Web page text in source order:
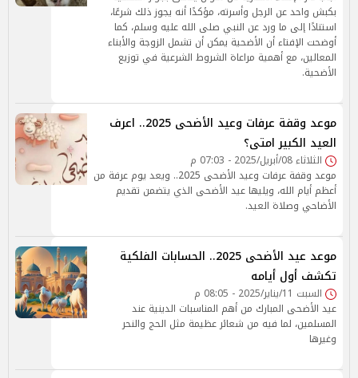
بكبش واحد عن الرجل وأسرته، مؤكدًا أنه يجوز ذلك شرعًا،
استنادًا إلى ما ورد عن النبي صلى الله عليه وسلم، كما
أوضحت الإفتاء أن الأضحية يمكن أن تشمل الزوجة والأبناء
المعالين، مع أهمية مراعاة الشروط الشرعية في توزيع
الأضحية.
موعد وقفة عرفات وعيد الأضحى 2025.. اعرف
العيد الكبير امتى؟
الثلاثاء 08/أبريل/2025 - 07:03 م
موعد وقفة عرفات وعيد الأضحى 2025.. ويعد يوم عرفة من
أعظم أيام الله، ويليها عيد الأضحى الذي يتضمن تقديم
الأضاحي وصلاة العيد.
موعد عيد الأضحى 2025.. الحسابات الفلكية
تكشف أول أيامه
السبت 11/يناير/2025 - 08:05 م
عيد الأضحى المبارك من أهم المناسبات الدينية عند
المسلمين، لما فيه من شعائر عظيمة مثل الحج والنحر
وغيرها